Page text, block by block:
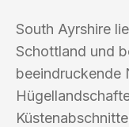
South Ayrshire
Schottland und
beeindruckende